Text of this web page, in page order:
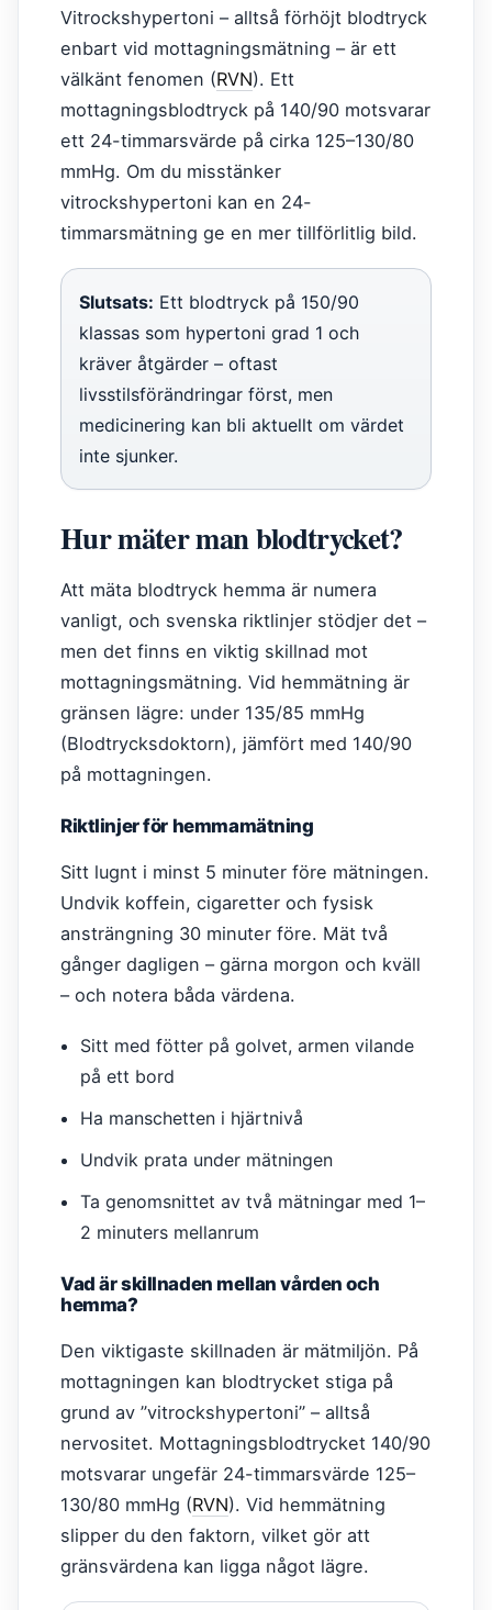
Vitrockshypertoni – alltså förhöjt blodtryck
enbart vid mottagningsmätning – är ett
välkänt fenomen (RVN). Ett
mottagningsblodtryck på 140/90 motsvarar
ett 24-timmarsvärde på cirka 125–130/80
mmHg. Om du misstänker
vitrockshypertoni kan en 24-
timmarsmätning ge en mer tillförlitlig bild.
Slutsats: Ett blodtryck på 150/90
klassas som hypertoni grad 1 och
kräver åtgärder – oftast
livsstilsförändringar först, men
medicinering kan bli aktuellt om värdet
inte sjunker.
Hur mäter man blodtrycket?
Att mäta blodtryck hemma är numera
vanligt, och svenska riktlinjer stödjer det –
men det finns en viktig skillnad mot
mottagningsmätning. Vid hemmätning är
gränsen lägre: under 135/85 mmHg
(Blodtrycksdoktorn), jämfört med 140/90
på mottagningen.
Riktlinjer för hemmamätning
Sitt lugnt i minst 5 minuter före mätningen.
Undvik koffein, cigaretter och fysisk
ansträngning 30 minuter före. Mät två
gånger dagligen – gärna morgon och kväll
– och notera båda värdena.
Sitt med fötter på golvet, armen vilande
på ett bord
Ha manschetten i hjärtnivå
Undvik prata under mätningen
Ta genomsnittet av två mätningar med 1–
2 minuters mellanrum
Vad är skillnaden mellan vården och
hemma?
Den viktigaste skillnaden är mätmiljön. På
mottagningen kan blodtrycket stiga på
grund av ”vitrockshypertoni” – alltså
nervositet. Mottagningsblodtrycket 140/90
motsvarar ungefär 24-timmarsvärde 125–
130/80 mmHg (RVN). Vid hemmätning
slipper du den faktorn, vilket gör att
gränsvärdena kan ligga något lägre.